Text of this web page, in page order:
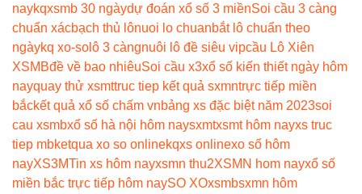
naykqxsmb 30 ngàydự đoán xổ số 3 miềnSoi cầu 3 càng
chuẩn xácbạch thủ lônuoi lo chuanbắt lô chuẩn theo
ngàykq xo-so lô 3 càngnuôi lô đề siêu vipcầu Lô Xiên
XSMBđề về bao nhiêuSoi cầu x3xổ số kiến thiết ngày hôm
nayquay thử xsmttruc tiep kết quả sxmntrực tiếp miền
bắckết quả xổ số chấm vnbảng xs đặc biệt năm 2023soi
cau xsmbxổ số hà nội hôm naysxmtxsmt hôm nayxs truc
tiep mbketqua xo so onlinekqxs onlinexo số hôm
nayXS3MTin xs hôm nayxsmn thu2XSMN hom nayxổ số
miền bắc trực tiếp hôm naySO XOxsmbsxmn hôm